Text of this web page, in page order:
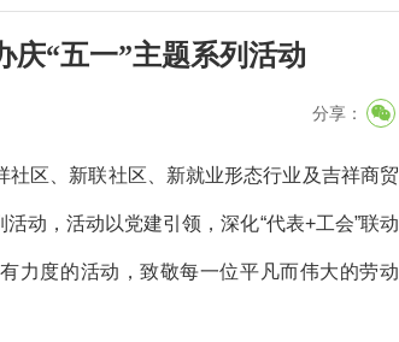
庆“五一”主题系列活动
分享：
社区、新联社区、新就业形态行业及吉祥商贸
动，活动以党建引领，深化“代表+工会”联动
力度的活动，致敬每一位平凡而伟大的劳动